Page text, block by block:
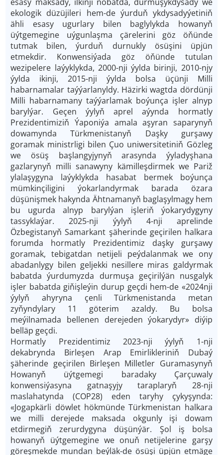
ekologik düzüjileri hem­-de ýurduň ykdysadyýetiniň
ähli esasy ugurlary bilen baglylykda howanyň
üýtgemegine uýgunlaşma çärelerini göz öňünde
tutmak bilen, ýurduň durnukly ösüşini üpjün
etmekdir. Konwensiýada göz öňünde tutulan
wezipelere laýyklykda, 2000-­nji ýylda birinji, 2010­-njy
ýylda ikinji, 2015-­nji ýylda bolsa üçünji Milli
habarnamalar taýýarlanyldy. Häzirki wagtda dördünji
Milli habarnamany taýýarlamak boýunça işler alnyp
barylýar. Geçen ýylyň aprel aýynda hormatly
Prezidentimiziň Ýaponiýa amala aşyran saparynyň
dowamynda Türkmenistanyň Daşky gurşawy
goramak ministrligi bilen Çuo uniwersitetiniň Gözleg
we ösüş başlangyjynyň arasynda ýyladyşhana
gazlarynyň milli sanawyny kämilleşdirmek we Pariž
ylalaşygyna laýyklykda hasabat bermek boýunça
mümkinçiligini ýokarlandyrmak barada özara
düşünişmek hakynda Ähtnamanyň baglaşylmagy hem
bu ugurda alnyp barylýan işleriň ýokarydygyny
tassyklaýar. 2025-­nji ýylyň 4­-nji aprelinde
Özbegistanyň Samarkant şäherinde geçirilen halkara
forumda hormatly Prezidentimiz daşky gurşawy
goramak, tebigatdan netijeli peýdalanmak we ony
abadanlygy bilen geljekki nesillere miras galdyrmak
babatda ýurdumyzda durmuşa geçirilýän nusgalyk
işler babatda giňişleýin durup geçdi hem­-de «2024­nji
ýylyň ahyryna çenli Türkmenistanda metan
zyňyndylary 11 göterim azaldy. Bu bolsa
meýilnamada bellenen derejeden ýokarydyr» diýip
belläp geçdi.
Hormatly Prezidentimiz 2023-­nji ýylyň 1­-nji
dekabrynda Birleşen Arap Emirlikleriniň Dubaý
şäherinde geçirilen Birleşen Milletler Guramasynyň
Howanyň üýtgemegi baradaky Çarçuwaly
konwensiýasyna gatnaşyjy taraplaryň 28-­nji
maslahatynda (СOP28) eden taryhy çykyşynda:
«Jogapkärli döwlet hökmünde Türkmenistan halkara
we milli derejede maksada okgunly işi dowam
etdirmegiň zerurdygyna düşünýär. Şol iş bolsa
howanyň üýtgemegine we onuň netijelerine garşy
göreşmekde mundan beýläk­-de ösüşi üpjün etmäge